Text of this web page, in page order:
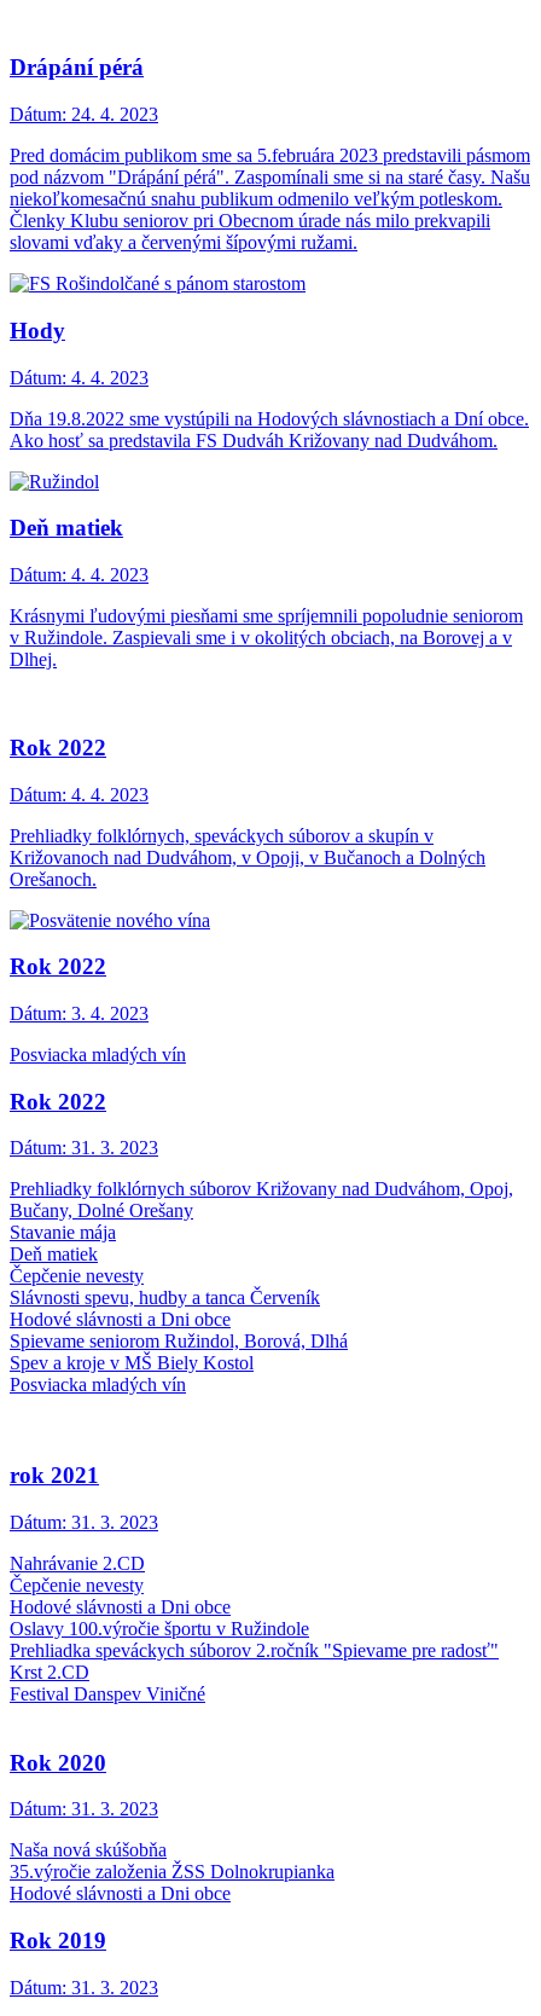
Drápání pérá
Dátum: 24. 4. 2023
Pred domácim publikom sme sa 5.februára 2023 predstavili pásmom
pod názvom "Drápání pérá". Zaspomínali sme si na staré časy. Našu
niekoľkomesačnú snahu publikum odmenilo veľkým potleskom.
Členky Klubu seniorov pri Obecnom úrade nás milo prekvapili
slovami vďaky a červenými šípovými ružami.
Hody
Dátum: 4. 4. 2023
Dňa 19.8.2022 sme vystúpili na Hodových slávnostiach a Dní obce.
Ako hosť sa predstavila FS Dudváh Križovany nad Dudváhom.
Deň matiek
Dátum: 4. 4. 2023
Krásnymi ľudovými piesňami sme spríjemnili popoludnie seniorom
v Ružindole. Zaspievali sme i v okolitých obciach, na Borovej a v
Dlhej.
Rok 2022
Dátum: 4. 4. 2023
Prehliadky folklórnych, speváckych súborov a skupín v
Križovanoch nad Dudváhom, v Opoji, v Bučanoch a Dolných
Orešanoch.
Rok 2022
Dátum: 3. 4. 2023
Posviacka mladých vín
Rok 2022
Dátum: 31. 3. 2023
Prehliadky folklórnych súborov Križovany nad Dudváhom, Opoj,
Bučany, Dolné Orešany
Stavanie mája
Deň matiek
Čepčenie nevesty
Slávnosti spevu, hudby a tanca Červeník
Hodové slávnosti a Dni obce
Spievame seniorom Ružindol, Borová, Dlhá
Spev a kroje v MŠ Biely Kostol
Posviacka mladých vín
rok 2021
Dátum: 31. 3. 2023
Nahrávanie 2.CD
Čepčenie nevesty
Hodové slávnosti a Dni obce
Oslavy 100.výročie športu v Ružindole
Prehliadka speváckych súborov 2.ročník "Spievame pre radosť"
Krst 2.CD
Festival Danspev Viničné
Rok 2020
Dátum: 31. 3. 2023
Naša nová skúšobňa
35.výročie založenia ŽSS Dolnokrupianka
Hodové slávnosti a Dni obce
Rok 2019
Dátum: 31. 3. 2023